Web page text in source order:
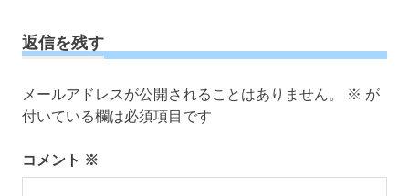
ゲ
シ
ョ
返信を残す
メールアドレスが公開されることはありません。 ※ が
付いている欄は必須項目です
コメント ※